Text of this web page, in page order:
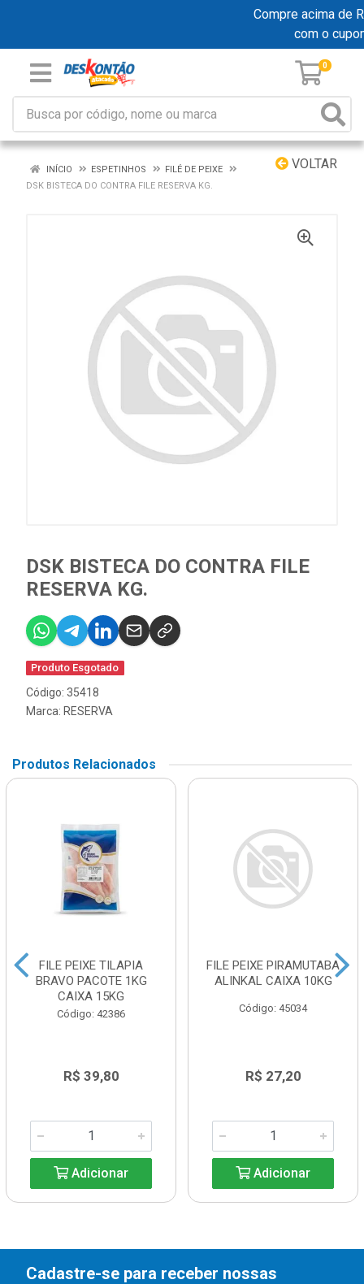
Compre acima de
com o
0
VOLTAR
INÍCIO ESPETINHOS
FILÉ DE PEIXE
DSK BISTECA DO CONTRA FILE RESERVA KG.
DSK BISTECA DO CONTRA FILE
RESERVA KG.
Produto Esgotado
Código: 35418
Marca: RESERVA
Produtos Relacionados
FILE PEIXE TILAPIA
BRAVO PACOTE 1KG
CAIXA 15KG
Código: 42386
R$ 39,80
Adicionar
FILE PEIXE PIRAMUTABA
ALINKAL CAIXA 10KG
Código: 45034
R$ 27,20
Adicionar
Cadastre-se para receber nossas